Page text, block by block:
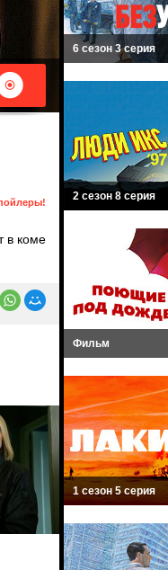
в коме
6 сезон 3 серия
2 сезон 8 серия
Фильм
1 сезон 5 серия